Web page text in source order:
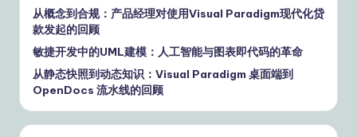
从概念到合规：产品经理对使用Visual Paradigm现代化贷
款发起的回顾
敏捷开发中的UML建模：人工智能与图表即代码的革命
从静态快照到动态知识：Visual Paradigm 桌面端到
OpenDocs 流水线的回顾